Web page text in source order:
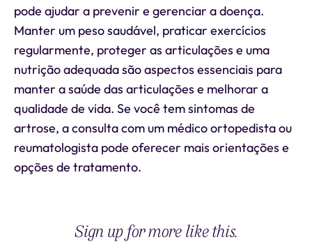
pode ajudar a prevenir e gerenciar a doença.
Manter um peso saudável, praticar exercícios
regularmente, proteger as articulações e uma
nutrição adequada são aspectos essenciais para
manter a saúde das articulações e melhorar a
qualidade de vida. Se você tem sintomas de
artrose, a consulta com um médico ortopedista ou
reumatologista pode oferecer mais orientações e
opções de tratamento.
Sign up for more like this.